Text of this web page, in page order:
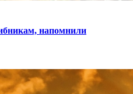
напомнили